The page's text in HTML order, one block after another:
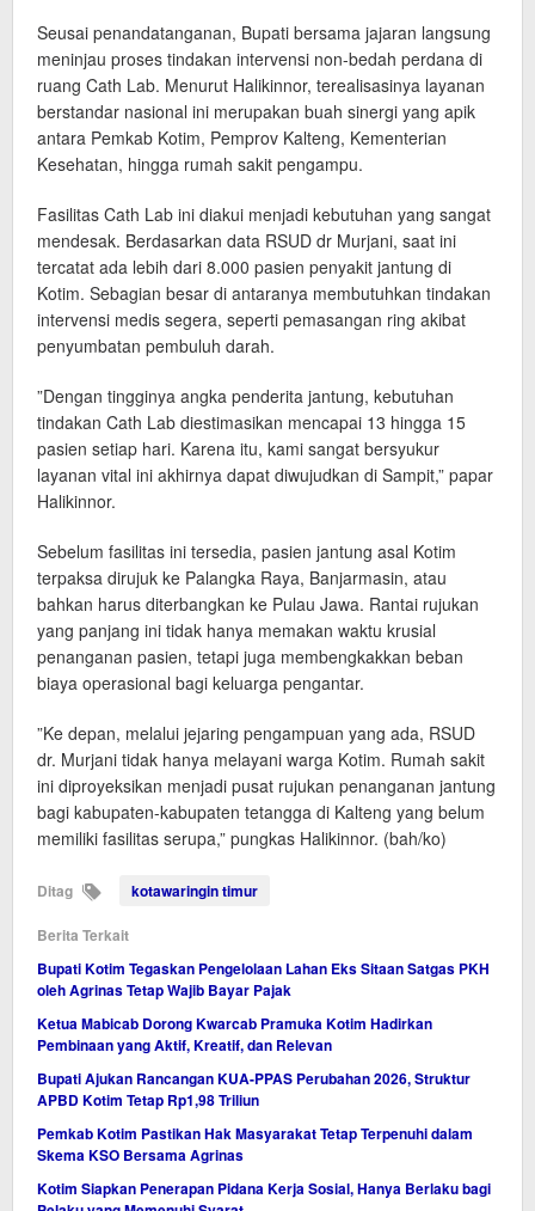
​Seusai penandatanganan, Bupati bersama jajaran langsung
meninjau proses tindakan intervensi non-bedah perdana di
ruang Cath Lab. Menurut Halikinnor, terealisasinya layanan
berstandar nasional ini merupakan buah sinergi yang apik
antara Pemkab Kotim, Pemprov Kalteng, Kementerian
Kesehatan, hingga rumah sakit pengampu.
​Fasilitas Cath Lab ini diakui menjadi kebutuhan yang sangat
mendesak. Berdasarkan data RSUD dr Murjani, saat ini
tercatat ada lebih dari 8.000 pasien penyakit jantung di
Kotim. Sebagian besar di antaranya membutuhkan tindakan
intervensi medis segera, seperti pemasangan ring akibat
penyumbatan pembuluh darah.
​”Dengan tingginya angka penderita jantung, kebutuhan
tindakan Cath Lab diestimasikan mencapai 13 hingga 15
pasien setiap hari. Karena itu, kami sangat bersyukur
layanan vital ini akhirnya dapat diwujudkan di Sampit,” papar
Halikinnor.
​Sebelum fasilitas ini tersedia, pasien jantung asal Kotim
terpaksa dirujuk ke Palangka Raya, Banjarmasin, atau
bahkan harus diterbangkan ke Pulau Jawa. Rantai rujukan
yang panjang ini tidak hanya memakan waktu krusial
penanganan pasien, tetapi juga membengkakkan beban
biaya operasional bagi keluarga pengantar.
​”Ke depan, melalui jejaring pengampuan yang ada, RSUD
dr. Murjani tidak hanya melayani warga Kotim. Rumah sakit
ini diproyeksikan menjadi pusat rujukan penanganan jantung
bagi kabupaten-kabupaten tetangga di Kalteng yang belum
memiliki fasilitas serupa,” pungkas Halikinnor. (bah/ko)
Ditag kotawaringin timur
Berita Terkait
Bupati Kotim Tegaskan Pengelolaan Lahan Eks Sitaan Satgas PKH
oleh Agrinas Tetap Wajib Bayar Pajak
Ketua Mabicab Dorong Kwarcab Pramuka Kotim Hadirkan
Pembinaan yang Aktif, Kreatif, dan Relevan
Bupati Ajukan Rancangan KUA-PPAS Perubahan 2026, Struktur
APBD Kotim Tetap Rp1,98 Triliun
Pemkab Kotim Pastikan Hak Masyarakat Tetap Terpenuhi dalam
Skema KSO Bersama Agrinas
Kotim Siapkan Penerapan Pidana Kerja Sosial, Hanya Berlaku bagi